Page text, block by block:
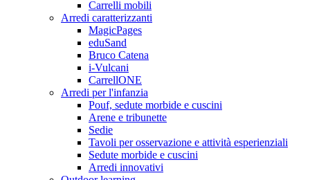
Carrelli mobili
Arredi caratterizzanti
MagicPages
eduSand
Bruco Catena
i-Vulcani
CarrellONE
Arredi per l'infanzia
Pouf, sedute morbide e cuscini
Arene e tribunette
Sedie
Tavoli per osservazione e attività esperienziali
Sedute morbide e cuscini
Arredi innovativi